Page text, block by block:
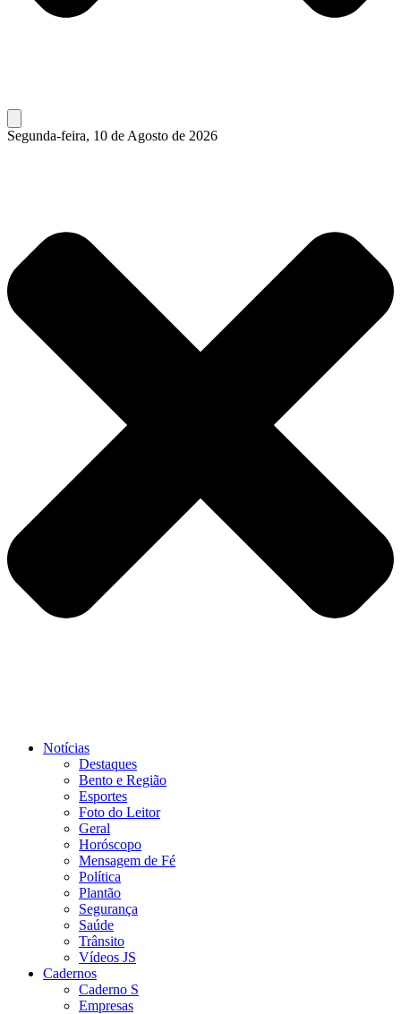
Segunda-feira, 10 de Agosto de 2026
Notícias
Destaques
Bento e Região
Esportes
Foto do Leitor
Geral
Horóscopo
Mensagem de Fé
Política
Plantão
Segurança
Saúde
Trânsito
Vídeos JS
Cadernos
Caderno S
Empresas